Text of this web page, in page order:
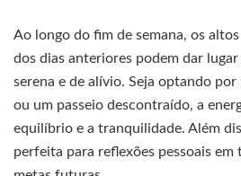
Ao longo do fim de semana, os
dos dias anteriores podem dar
serena e de alívio. Seja optando por
ou um passeio descontraído, a
equilíbrio e a tranquilidade. Além
perfeita para reflexões pessoais em